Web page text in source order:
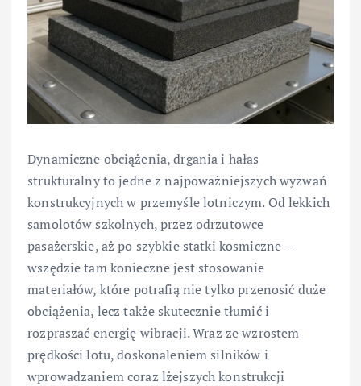
Dynamiczne obciążenia, drgania i hałas
strukturalny to jedne z najpoważniejszych wyzwań
konstrukcyjnych w przemyśle lotniczym. Od lekkich
samolotów szkolnych, przez odrzutowce
pasażerskie, aż po szybkie statki kosmiczne –
wszędzie tam konieczne jest stosowanie
materiałów, które potrafią nie tylko przenosić duże
obciążenia, lecz także skutecznie tłumić i
rozpraszać energię wibracji. Wraz ze wzrostem
prędkości lotu, doskonaleniem silników i
wprowadzaniem coraz lżejszych konstrukcji